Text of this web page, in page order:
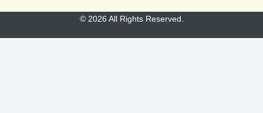
© 2026 All Rights Reserved.